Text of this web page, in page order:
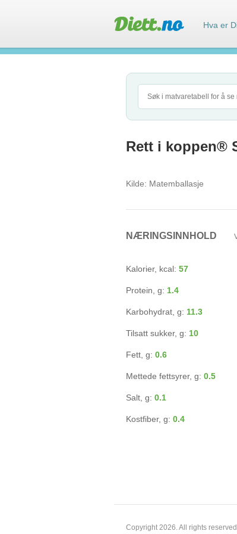
Rett i koppen®
Kilde: Matemballasje
NÆRINGSINNHOLD
Kalorier, kcal: 57
Protein, g: 1.4
Karbohydrat, g: 11.3
Tilsatt sukker, g: 10
Fett, g: 0.6
Mettede fettsyrer, g: 0.5
Salt, g: 0.1
Kostfiber, g: 0.4
Copyright 2026. All rights reserved
Hva er